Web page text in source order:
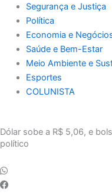
Segurança e Justiça
Política
Economia e
Saúde e Bem-Estar
Meio Ambiente e
Esportes
COLUNISTA
Dólar sobe a R$ 5,06, e
político